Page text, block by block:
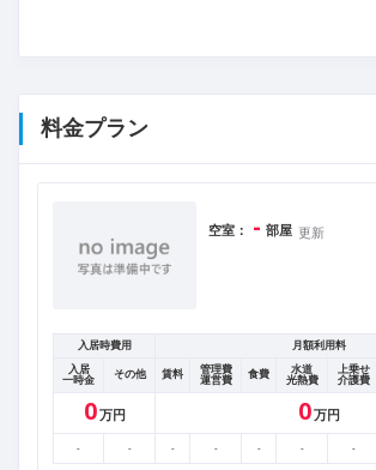
料金プラン
更新
空室： - 部屋
入居時費用
月額利用料
入居
一時金
その他 賃料
管理費
運営費
食費
水道
光熱費
上乗せ
介護費
0 万円 0万円
- - - - - - -